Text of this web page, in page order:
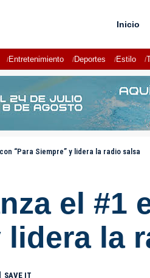
Inicio
Entretenimiento Deportes Estilo
“Para Siempre” y lidera la radio salsa
el #1
lidera la